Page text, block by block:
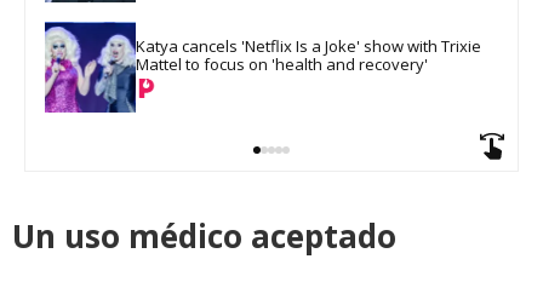
Katya cancels 'Netflix Is a Joke' show with Trixie
Mattel to focus on 'health and recovery'
Un uso médico aceptado